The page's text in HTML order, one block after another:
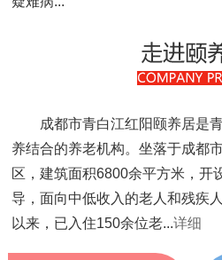
成都市青白江红阳颐养居是
养结合的养老机构。坐落于成都
区，建筑面积6800余平方米，开
导，面向中低收入的老人和残疾
以来，已入住150余位老...详细